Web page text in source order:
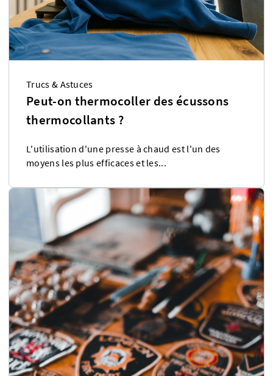
Trucs & Astuces
Peut-on thermocoller des écussons
thermocollants ?
L'utilisation d'une presse à chaud est l'un des
moyens les plus efficaces et les...